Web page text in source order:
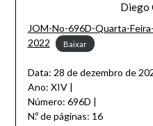
Diego
JOM-No-696D-Quarta-
2022
Baixar
Data: 28 de dezembro de
Ano: XIV |
Número: 696D |
N.º de páginas: 16